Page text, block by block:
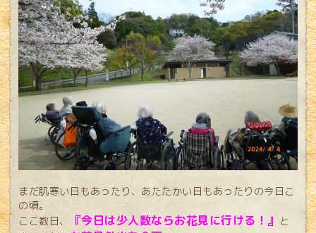
まだ肌寒い日もあったり、あたたかい日もあったりの今日こ
の頃。
ここ数日、
『今日は少人数ならお花見に行ける！』 と